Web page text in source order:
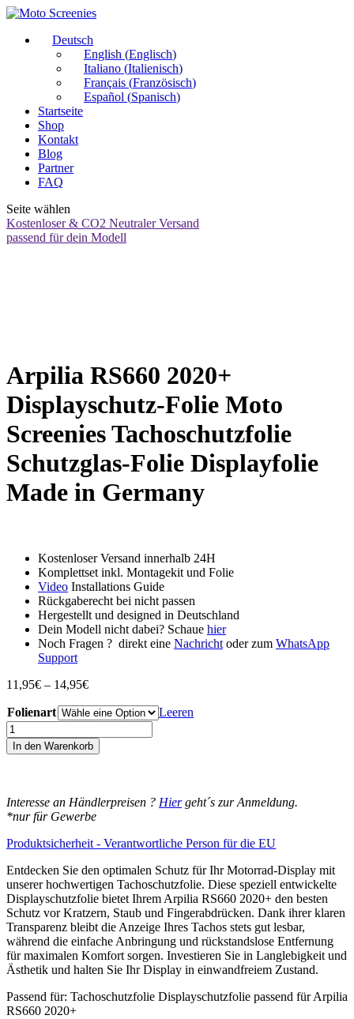
Deutsch
English (Englisch)
Italiano (Italienisch)
Français (Französisch)
Español (Spanisch)
Startseite
Shop
Kontakt
Blog
Partner
FAQ
Seite wählen
Kostenloser & CO2 Neutraler Versand
passend für dein Modell
Arpilia RS660 2020+
Displayschutz-Folie Moto
Screenies Tachoschutzfolie
Schutzglas-Folie Displayfolie
Made in Germany
Kostenloser Versand innerhalb 24H
Komplettset inkl. Montagekit und Folie
Video Installations Guide
Rückgaberecht bei nicht passen
Hergestellt und designed in Deutschland
Dein Modell nicht dabei? Schaue hier
Noch Fragen ? direkt eine Nachricht oder zum WhatsApp
Support
11,95€ – 14,95€Preisspanne:
bis
14,95€
Folienart
Leeren
Arpilia
RS660
2020+
Moto
Screenies
Tachoschutzfolie
Schutzglas-
Displayfolie
Made
in
Germany
Menge
In den Warenkorb
Interesse an Händlerpreisen ? Hiergeht´s zur Anmeldung.
*nur für Gewerbe
Produktsicherheit - Verantwortliche Person für die EU
Entdecken Sie den optimalen Schutz für Ihr Motorrad-Display mit
unserer hochwertigen Tachoschutzfolie. Diese speziell entwickelte
Displayschutzfolie bietet Ihrem Arpilia RS660 2020+ den besten
Schutz vor Kratzern, Staub und Fingerabdrücken. Dank ihrer klaren
Transparenz bleibt die Anzeige Ihres Tachos stets gut lesbar,
während die einfache Anbringung und rückstandslose Entfernung
für maximalen Komfort sorgen. Investieren Sie in Langlebigkeit und
Ästhetik und halten Sie Ihr Display in einwandfreiem Zustand.
Passend für: Tachoschutzfolie Displayschutzfolie passend für Arpilia
RS660 2020+